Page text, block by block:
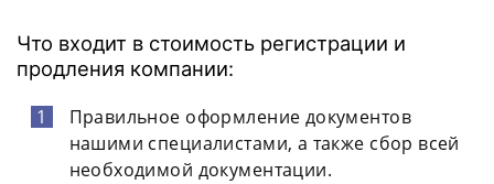
Что входит в стоимость регистрации и
продления компании:
Правильное оформление документов
нашими специалистами, а также сбор всей
необходимой документации.